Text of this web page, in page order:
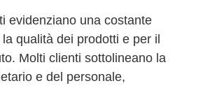
evidenziano una costante
qualità dei prodotti e per il
Molti clienti sottolineano la
e del personale,